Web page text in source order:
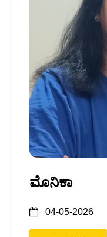
ಮೊನಿಕಾ
04-05-2026